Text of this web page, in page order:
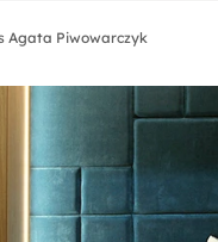
Agata Piwowarczyk